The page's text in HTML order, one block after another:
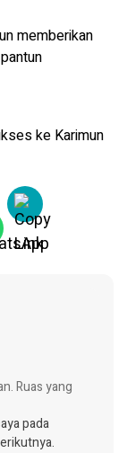
memberikan
ke Karimun
Ruas yang
pada